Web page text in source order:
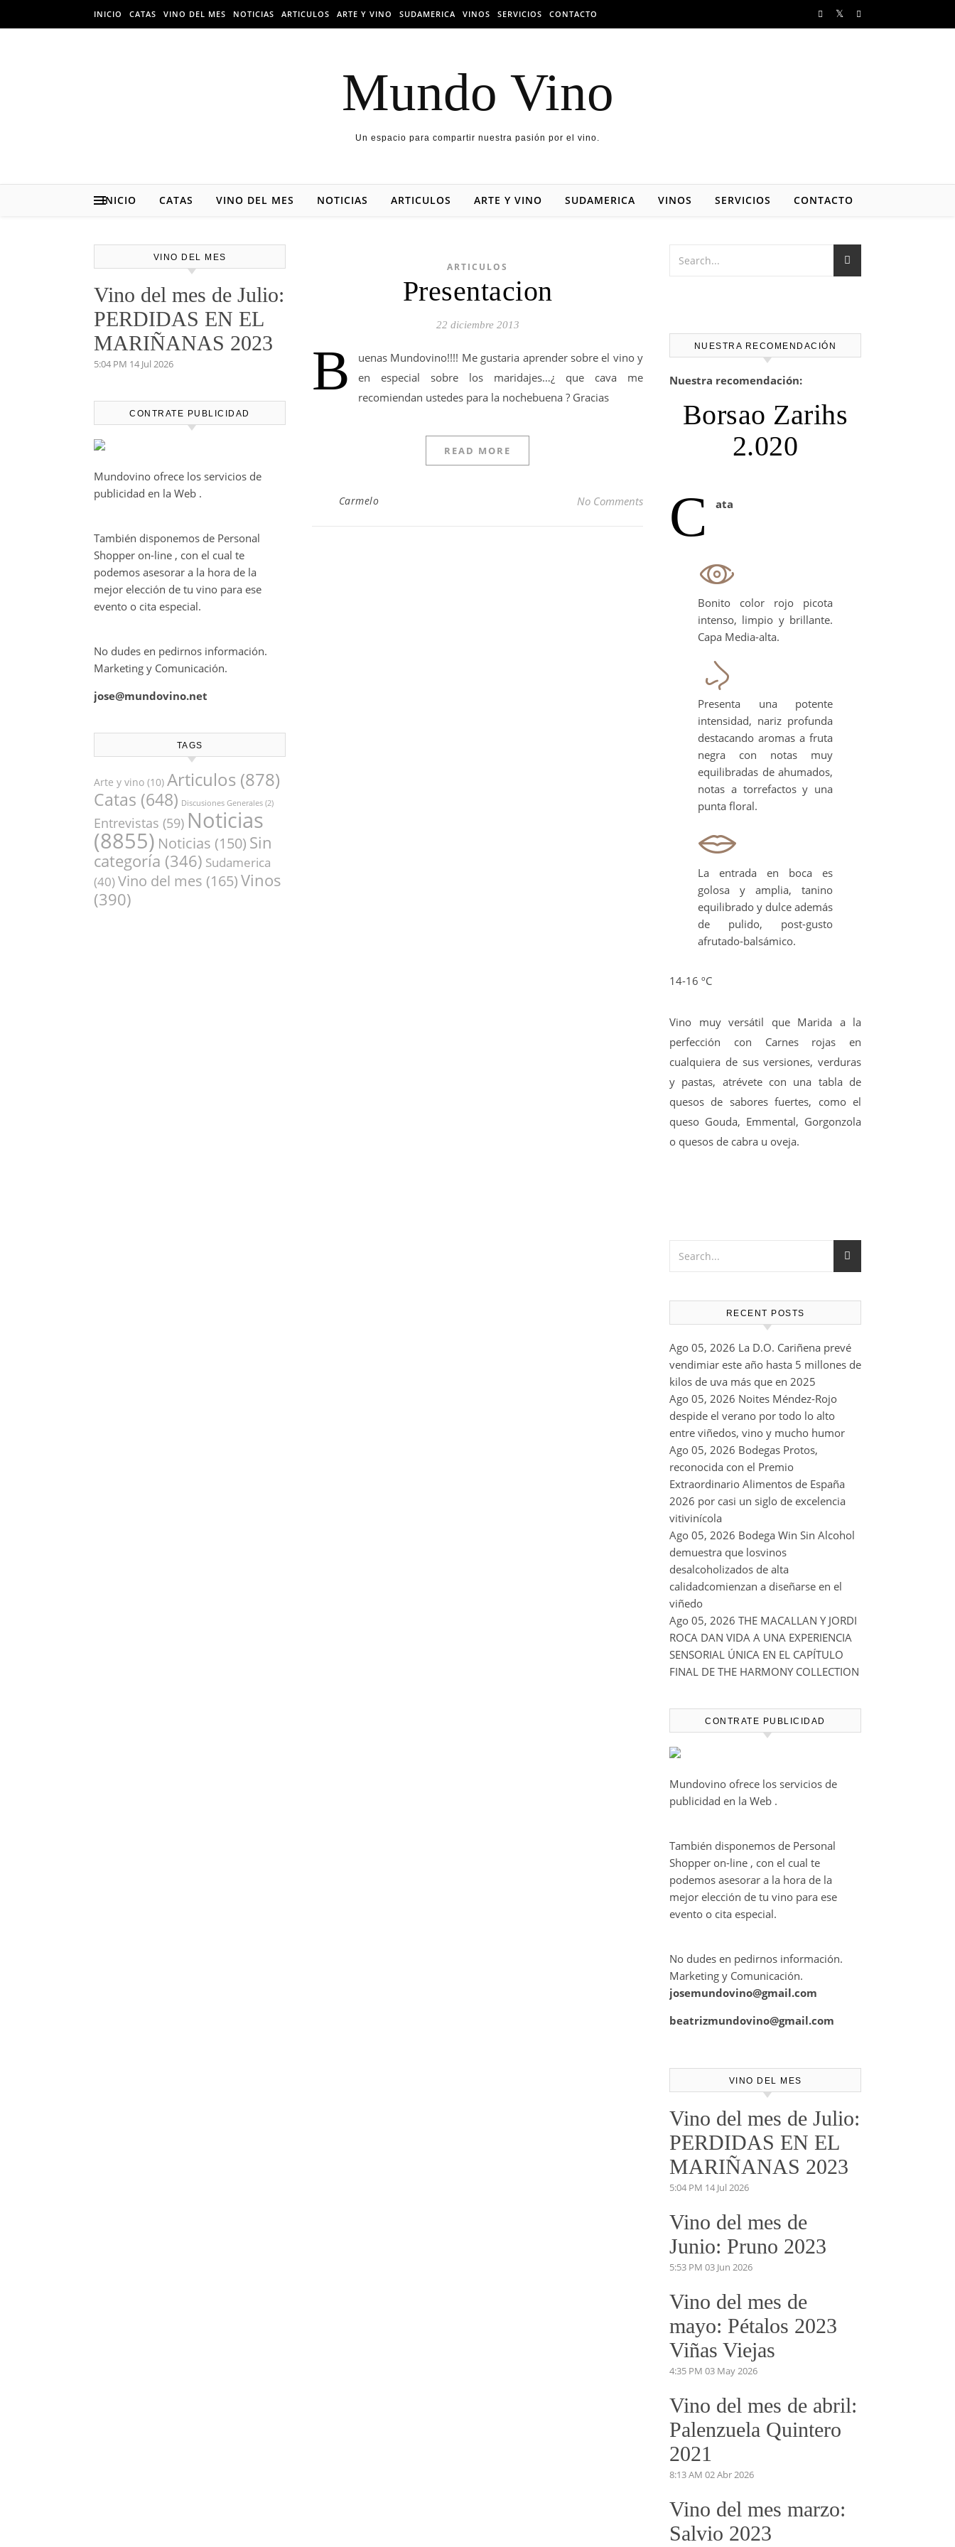
INICIO CATAS VINO DEL MES NOTICIAS ARTICULOS ARTE Y VINO SUDAMERICA VINOS SERVICIOS CONTACTO
Mundo Vino
Un espacio para compartir nuestra pasión por el vino.
INICIO CATAS VINO DEL MES NOTICIAS ARTICULOS ARTE Y VINO SUDAMERICA VINOS SERVICIOS CONTACTO
VINO DEL MES
Vino del mes de Julio:
PERDIDAS EN EL
MARIÑANAS 2023
5:04 PM 14 Jul 2026
CONTRATE PUBLICIDAD
Mundovino ofrece los servicios de
publicidad en la Web .
También disponemos de Personal
Shopper on-line , con el cual te
podemos asesorar a la hora de la
mejor elección de tu vino para ese
evento o cita especial.
No dudes en pedirnos información.
Marketing y Comunicación.
jose@mundovino.net
TAGS
Arte y vino (10) Articulos (878)
Catas (648) Discusiones Generales (2)
Entrevistas (59) Noticias
(8855) Noticias (150) Sin
categoría (346) Sudamerica
(40)Vino del mes (165)Vinos
(390)
ARTICULOS
Presentacion
22 diciembre 2013
B
uenas Mundovino!!!! Me gustaria aprender sobre el vino y
en especial sobre los maridajes…¿ que cava me
recomiendan ustedes para la nochebuena ? Gracias
READ MORE
Carmelo No Comments
NUESTRA RECOMENDACIÓN
Nuestra recomendación:
Borsao Zarihs
2.020
C ata
Bonito color rojo picota
intenso, limpio y brillante.
Capa Media-alta.
Presenta una potente
intensidad, nariz profunda
destacando aromas a fruta
negra con notas muy
equilibradas de ahumados,
notas a torrefactos y una
punta floral.
La entrada en boca es
golosa y amplia, tanino
equilibrado y dulce además
de pulido, post-gusto
afrutado-balsámico.
14-16 ºC
Vino muy versátil que Marida a la
perfección con Carnes rojas en
cualquiera de sus versiones, verduras
y pastas, atrévete con una tabla de
quesos de sabores fuertes, como el
queso Gouda, Emmental, Gorgonzola
o quesos de cabra u oveja.
RECENT POSTS
Ago 05, 2026 La D.O. Cariñena prevé
vendimiar este año hasta 5 millones de
kilos de uva más que en 2025
Ago 05, 2026 Noites Méndez-Rojo
despide el verano por todo lo alto
entre viñedos, vino y mucho humor
Ago 05, 2026 Bodegas Protos,
reconocida con el Premio
Extraordinario Alimentos de España
2026 por casi un siglo de excelencia
vitivinícola
Ago 05, 2026 Bodega Win Sin Alcohol
demuestra que losvinos
desalcoholizados de alta
calidadcomienzan a diseñarse en el
viñedo
Ago 05, 2026 THE MACALLAN Y JORDI
ROCA DAN VIDA A UNA EXPERIENCIA
SENSORIAL ÚNICA EN EL CAPÍTULO
FINAL DE THE HARMONY COLLECTION
CONTRATE PUBLICIDAD
Mundovino ofrece los servicios de
publicidad en la Web .
También disponemos de Personal
Shopper on-line , con el cual te
podemos asesorar a la hora de la
mejor elección de tu vino para ese
evento o cita especial.
No dudes en pedirnos información.
Marketing y Comunicación.
josemundovino@gmail.com
beatrizmundovino@gmail.com
VINO DEL MES
Vino del mes de Julio:
PERDIDAS EN EL
MARIÑANAS 2023
5:04 PM 14 Jul 2026
Vino del mes de
Junio: Pruno 2023
5:53 PM 03 Jun 2026
Vino del mes de
mayo: Pétalos 2023
Viñas Viejas
4:35 PM 03 May 2026
Vino del mes de abril:
Palenzuela Quintero
2021
8:13 AM 02 Abr 2026
Vino del mes marzo:
Salvio 2023